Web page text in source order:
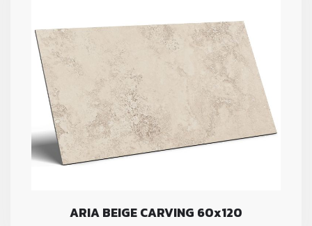
ARIA BEIGE CARVING 60x120